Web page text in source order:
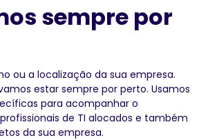
sempre por
ou a localização da sua empresa.
estar sempre por perto. Usamos
para acompanhar o
de TI alocados e também
da sua empresa.